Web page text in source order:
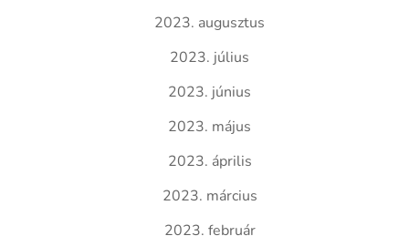
2023. augusztus
2023. július
2023. június
2023. május
2023. április
2023. március
2023. február